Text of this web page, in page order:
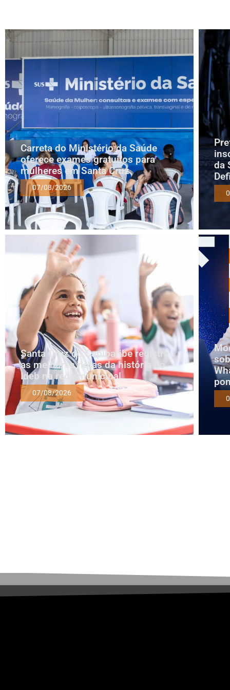
Carreta do Ministério da Saúde
oferece exames gratuitos para
mulheres em Santa Cruz
07/08/2026
da
Santa Cruz do Capibaribe registra
as melhores notas da história do
Ideb na rede municipal
07/08/2026